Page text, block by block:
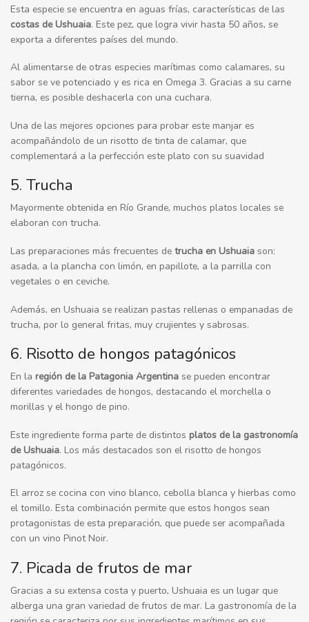
Esta especie se encuentra en aguas frías, características de las
costas de Ushuaia. Este pez, que logra vivir hasta 50 años, se
exporta a diferentes países del mundo.
Al alimentarse de otras especies marítimas como calamares, su
sabor se ve potenciado y es rica en Omega 3. Gracias a su carne
tierna, es posible deshacerla con una cuchara.
Una de las mejores opciones para probar este manjar es
acompañándolo de un risotto de tinta de calamar, que
complementará a la perfección este plato con su suavidad
5. Trucha
Mayormente obtenida en Río Grande, muchos platos locales se
elaboran con trucha.
Las preparaciones más frecuentes de trucha en Ushuaia son:
asada, a la plancha con limón, en papillote, a la parrilla con
vegetales o en ceviche.
Además, en Ushuaia se realizan pastas rellenas o empanadas de
trucha, por lo general fritas, muy crujientes y sabrosas.
6. Risotto de hongos patagónicos
En la región de la Patagonia Argentina se pueden encontrar
diferentes variedades de hongos, destacando el morchella o
morillas y el hongo de pino.
Este ingrediente forma parte de distintos platos de la gastronomía
de Ushuaia. Los más destacados son el risotto de hongos
patagónicos.
El arroz se cocina con vino blanco, cebolla blanca y hierbas como
el tomillo. Esta combinación permite que estos hongos sean
protagonistas de esta preparación, que puede ser acompañada
con un vino Pinot Noir.
7. Picada de frutos de mar
Gracias a su extensa costa y puerto, Ushuaia es un lugar que
alberga una gran variedad de frutos de mar. La gastronomía de la